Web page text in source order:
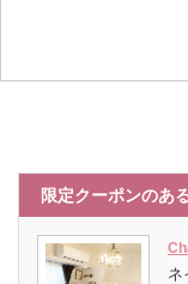
限定クーポンのあ
ネ